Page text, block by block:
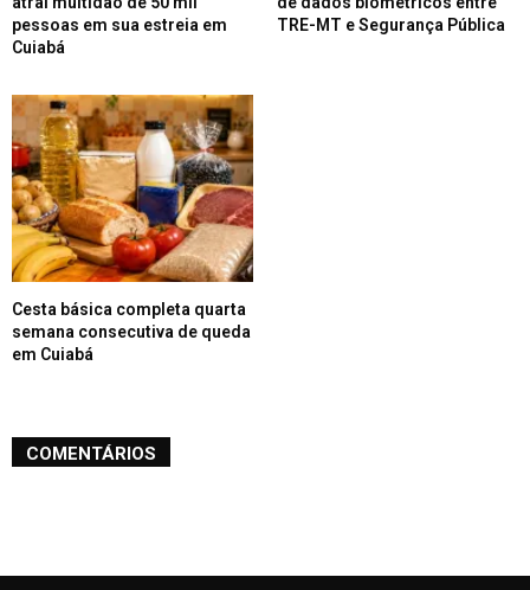
pessoas em sua estreia em
Cuiabá
TRE-MT e Segurança Pública
Cesta básica completa quarta
semana consecutiva de queda
em Cuiabá
COMENTÁRIOS